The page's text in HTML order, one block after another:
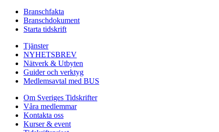
Branschfakta
Branschdokument
Starta tidskrift
Tjänster
NYHETSBREV
Nätverk & Utbyten
Guider och verktyg
Medlemsavtal med BUS
Om Sveriges Tidskrifter
Våra medlemmar
Kontakta oss
Kurser & event